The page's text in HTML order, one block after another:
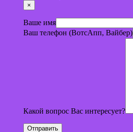
×
Ваше имя
Ваш телефон (ВотсАпп, Вайбер)
Какой вопрос Вас интересует?